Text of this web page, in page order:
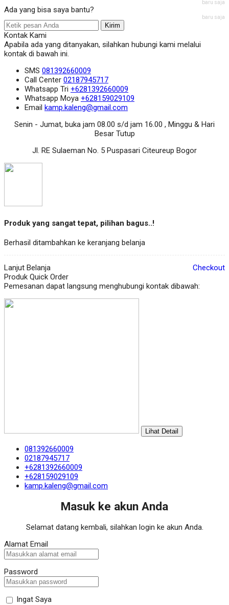
baru saja
Ada yang bisa saya bantu?
baru saja
Kirim
Kontak Kami
Apabila ada yang ditanyakan, silahkan hubungi kami melalui
kontak di bawah ini.
SMS 081392660009
Call Center 02187945717
Whatsapp Tri +6281392660009
Whatsapp Moya +628159029109
Email kamp.kaleng@gmail.com
Senin - Jumat, buka jam 08.00 s/d jam 16.00 , Minggu & Hari
Besar Tutup
Jl. RE Sulaeman No. 5 Puspasari Citeureup Bogor
Produk yang sangat tepat, pilihan bagus..!
Berhasil ditambahkan ke keranjang belanja
Lanjut Belanja
Checkout
Produk Quick Order
Pemesanan dapat langsung menghubungi kontak dibawah:
Lihat Detail
081392660009
02187945717
+6281392660009
+628159029109
kamp.kaleng@gmail.com
Masuk ke akun Anda
Selamat datang kembali, silahkan login ke akun Anda.
Alamat Email
Password
Ingat Saya